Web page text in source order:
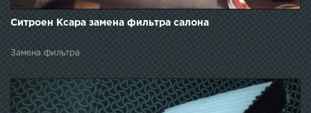
Ситроен Ксара замена фильтра салона
Замена фильтра